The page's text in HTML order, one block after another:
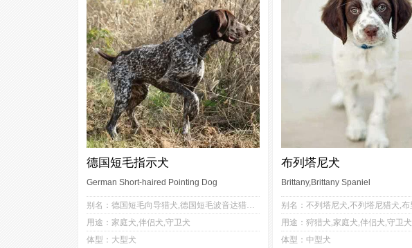
德国短毛指示犬
German Short-haired Pointing Dog
别名：德国短毛向导猎犬,德国短毛波音达猎犬,德国短毛犬,德国短毛,德国短毛指示猎犬
用途：家庭犬,伴侣犬,守卫犬
体型：大型犬
3 3
2
3
布列塔尼犬
Brittany,Brittany Spaniel
用途：狩猎犬,家庭犬,伴侣犬,守卫犬
体型：中型犬
3 2
1 2
3